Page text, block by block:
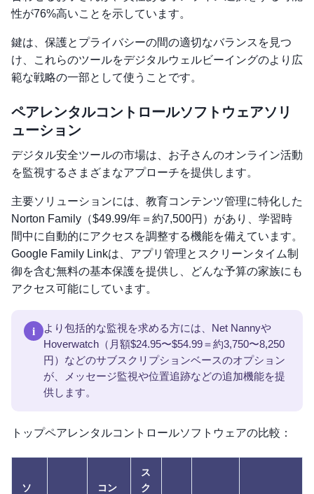
性が76%高いことを示しています。
鍵は、保護とプライバシーの間の適切なバランスを見つ
け、これらのツールをデジタルウェルビーイングのより広
範な戦略の一部として使うことです。
ペアレンタルコントロールソフトウェアソリ
ューション
デジタル安全ツールの市場は、お子さんのオンライン活動
を監視するさまざまなアプローチを提供します。
主要ソリューションには、教育コンテンツ管理に特化した
Norton Family（$49.99/年＝約7,500円）があり、学習時
間中に自動的にアクセスを調整する機能を備えています。
Google Family Linkは、アプリ管理とスクリーンタイム制
御を含む無料の基本保護を提供し、どんな予算の家族にも
アクセス可能にしています。
i
より包括的な監視を求める方には、Net Nannyや
Hoverwatch（月額$24.95〜$54.99＝約3,750〜8,250
円）などのサブスクリプションベースのオプション
が、メッセージ監視や位置追跡などの追加機能を提
供します。
トップペアレンタルコントロールソフトウェアの比較：
ソ
コン
ス
ク